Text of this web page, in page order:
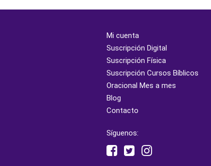
Mi cuenta
Suscripción Digital
Suscripción Física
Suscripción Cursos Bíblicos
Oracional Mes a mes
Blog
Contacto
Síguenos: